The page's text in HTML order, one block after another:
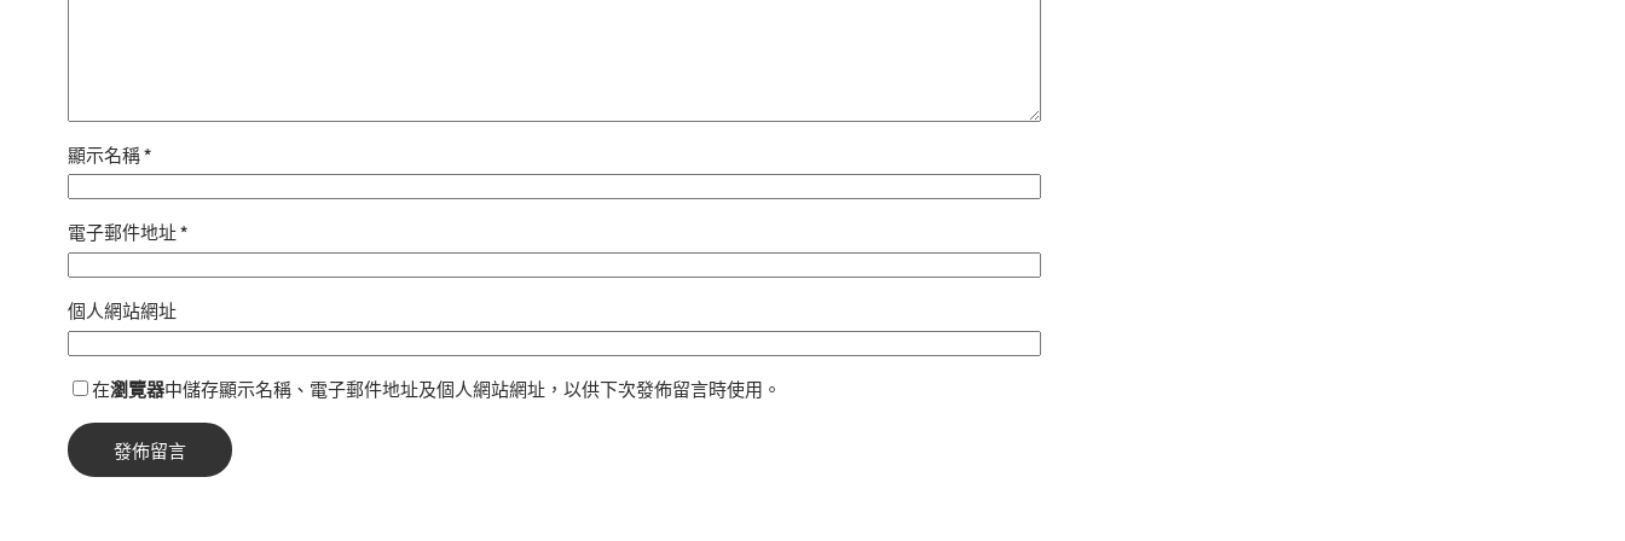
顯示名稱*
電子郵件地址*
個人網站網址
在瀏覽器中儲存顯示名稱、電子郵件地址及個人網站網址，以供下次發佈留言時使用。